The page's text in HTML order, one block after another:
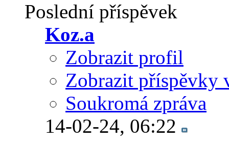
Poslední příspěvek
Koz.a
Zobrazit profil
Zobrazit příspěvky
Soukromá zpráva
14-02-24, 06:22